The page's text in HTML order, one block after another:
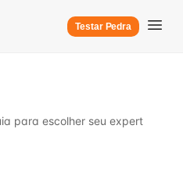
Testar Pedra
para escolher seu expert